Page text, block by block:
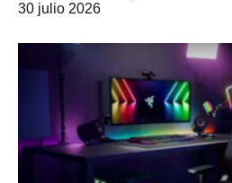
30 julio 2026